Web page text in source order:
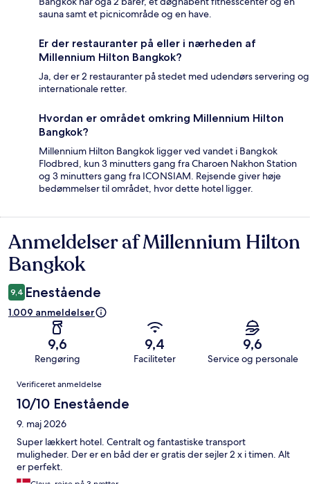
sauna samt et picnicområde og en have.
Er der restauranter på eller i nærheden af
Millennium Hilton Bangkok?
Ja, der er 2 restauranter på stedet med udendørs servering og
internationale retter.
Hvordan er området omkring Millennium Hilton
Bangkok?
Millennium Hilton Bangkok ligger ved vandet i Bangkok
Flodbred, kun 3 minutters gang fra Charoen Nakhon Station
og 3 minutters gang fra ICONSIAM. Rejsende giver høje
bedømmelser til området, hvor dette hotel ligger.
Anmeldelser
Anmeldelser af Millennium Hilton
Bangkok
9,4 Enestående
1.009 anmeldelser
9,6
Rengøring
9,4
Faciliteter
9,6
Service og personale
Anmeldelser
Verificeret anmeldelse
10/10 Enestående
9. maj 2026
Super lækkert hotel. Centralt og fantastiske transport
muligheder. Der er en båd der er gratis der sejler 2 x i timen. Alt
er perfekt.